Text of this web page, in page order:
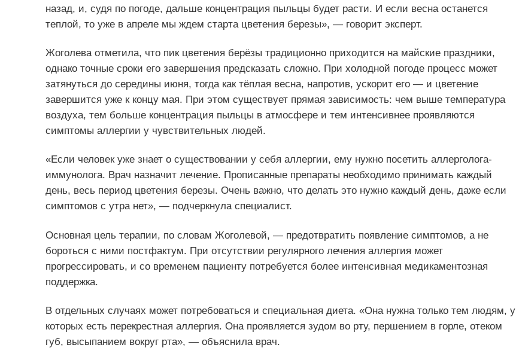
назад, и, судя по погоде, дальше концентрация пыльцы будет расти. И если весна останется
теплой, то уже в апреле мы ждем старта цветения березы», — говорит эксперт.
Жоголева отметила, что пик цветения берёзы традиционно приходится на майские праздники,
однако точные сроки его завершения предсказать сложно. При холодной погоде процесс может
затянуться до середины июня, тогда как тёплая весна, напротив, ускорит его — и цветение
завершится уже к концу мая. При этом существует прямая зависимость: чем выше температура
воздуха, тем больше концентрация пыльцы в атмосфере и тем интенсивнее проявляются
симптомы аллергии у чувствительных людей.
«Если человек уже знает о существовании у себя аллергии, ему нужно посетить аллерголога-
иммунолога. Врач назначит лечение. Прописанные препараты необходимо принимать каждый
день, весь период цветения березы. Очень важно, что делать это нужно каждый день, даже если
симптомов с утра нет», — подчеркнула специалист.
Основная цель терапии, по словам Жоголевой, — предотвратить появление симптомов, а не
бороться с ними постфактум. При отсутствии регулярного лечения аллергия может
прогрессировать, и со временем пациенту потребуется более интенсивная медикаментозная
поддержка.
В отдельных случаях может потребоваться и специальная диета. «Она нужна только тем людям, у
которых есть перекрестная аллергия. Она проявляется зудом во рту, першением в горле, отеком
губ, высыпанием вокруг рта», — объяснила врач.